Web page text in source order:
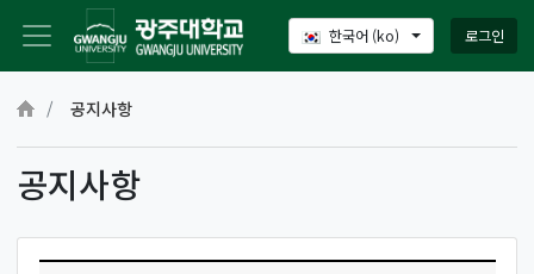
한국어 ‎(ko)‎ 로그인
공지사항
공지사항